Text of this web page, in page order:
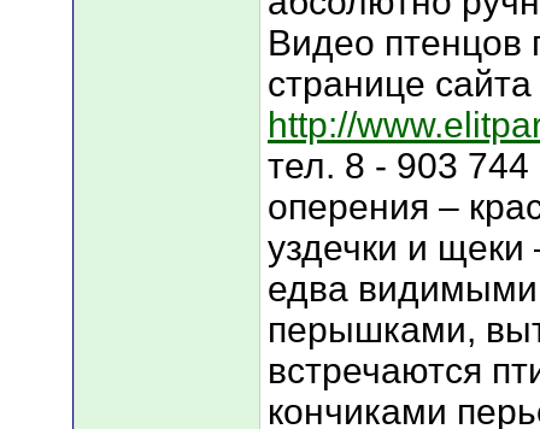
Видео птенцов
странице сайта
http://
тел. 8 - 903
оперения –
уздечки и щеки
едва
перышками,
встречаются
кончиками